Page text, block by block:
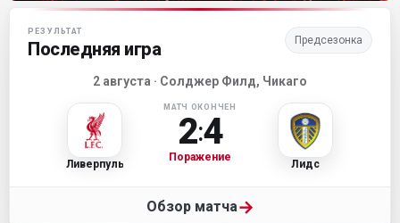
Матч-центр «Ливерпуля»
РЕЗУЛЬТАТ
Последняя игра Предсезонка
2 августа · Солджер Филд, Чикаго
Ливерпуль
МАТЧ ОКОНЧЕН
2:4
Поражение
Лидс
Обзор матча→